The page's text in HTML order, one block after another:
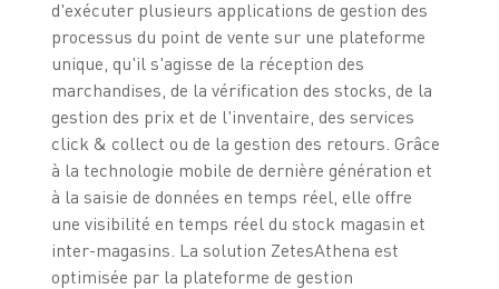
d'exécuter plusieurs applications de gestion des
processus du point de vente sur une plateforme
unique, qu'il s'agisse de la réception des
marchandises, de la vérification des stocks, de la
gestion des prix et de l'inventaire, des services
click & collect ou de la gestion des retours. Grâce
à la technologie mobile de dernière génération et
à la saisie de données en temps réel, elle offre
une visibilité en temps réel du stock magasin et
inter-magasins. La solution ZetesAthena est
optimisée par la plateforme de gestion